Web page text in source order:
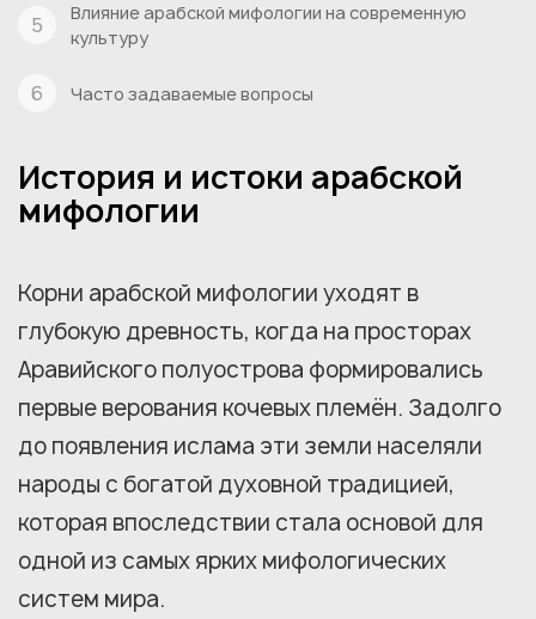
Влияние арабской мифологии на современную
культуру
Часто задаваемые вопросы
История и истоки арабской
мифологии
Корни арабской мифологии уходят в
глубокую древность, когда на просторах
Аравийского полуострова формировались
первые верования кочевых племён. Задолго
до появления ислама эти земли населяли
народы с богатой духовной традицией,
которая впоследствии стала основой для
одной из самых ярких мифологических
систем мира.